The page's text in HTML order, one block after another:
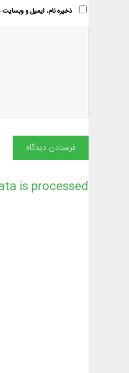
ذخیره نام، ایمیل و
is processed